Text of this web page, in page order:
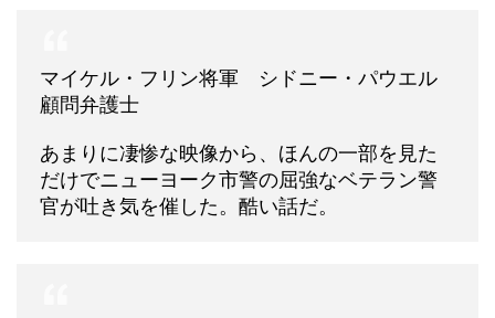
マイケル・フリン将軍 シドニー・パウエル
顧問弁護士
あまりに凄惨な映像から、ほんの一部を見た
だけでニューヨーク市警の屈強なベテラン警
官が吐き気を催した。酷い話だ。